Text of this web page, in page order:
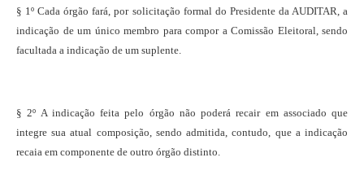
§ 1º Cada órgão fará, por solicitação formal do Presidente da AUDITAR, a
indicação de um único membro para compor a Comissão Eleitoral, sendo
facultada a indicação de um suplente.
§ 2º A indicação feita pelo órgão não poderá recair em associado que
integre sua atual composição, sendo admitida, contudo, que a indicação
recaia em componente de outro órgão distinto.